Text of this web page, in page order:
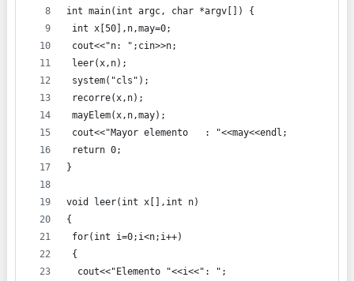
int main(int argc, char *argv[]) {
int x[50],n,may=0;
cout<<"n: ";cin>>n;
leer(x,n);
system("cls");
recorre(x,n);
mayElem(x,n,may);
cout<<"Mayor elemento   : "<<may<<endl;
return 0;
}
void leer(int x[],int n)
{
for(int i=0;i<n;i++)
{
  cout<<"Elemento "<<i<<": ";